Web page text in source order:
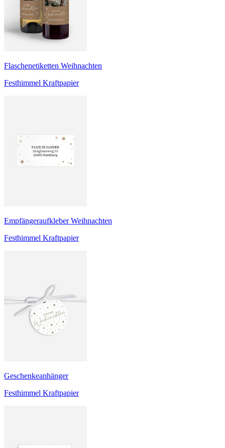
Flaschenetiketten Weihnachten
Festhimmel Kraftpapier
Empfängeraufkleber Weihnachten
Festhimmel Kraftpapier
Geschenkeanhänger
Festhimmel Kraftpapier